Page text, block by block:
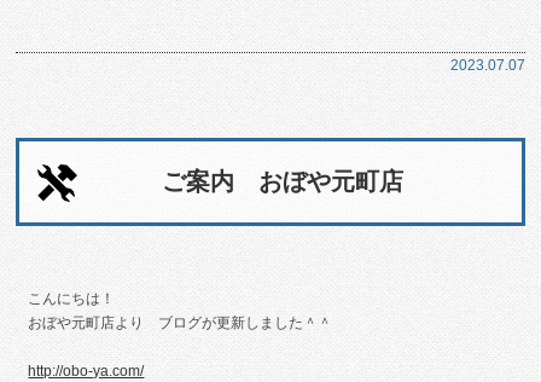
2023.07.07
ご案内 おぼや元町店
こんにちは！
おぼや元町店より ブログが更新しました＾＾
http://obo-ya.com/